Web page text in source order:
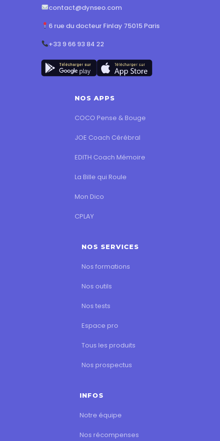
contact@dynseo.com
6 rue du docteur Finlay 75015 Paris
+33 9 66 93 84 22
NOS APPS
COCO Pense & Bouge
JOE Coach Cérébral
EDITH Coach Mémoire
La Bille qui Roule
Mon Dico
CPLAY
NOS SERVICES
Nos formations
Nos outils
Nos tests
Espace pro
Tous les produits
Nos prospectus
INFOS
Notre équipe
Nos récompenses